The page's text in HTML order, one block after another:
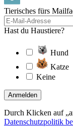
Tierisches fürs
Hast du Haustiere?
Hund
Katze
Keine
Anmelden
Durch Klicken auf
Datenschutzpolitik